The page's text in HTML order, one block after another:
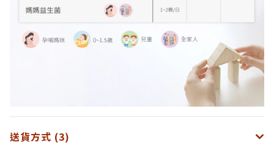
送貨方式 (3)